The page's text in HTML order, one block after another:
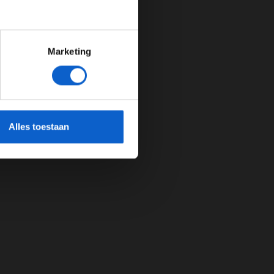
Marketing
Alles toestaan